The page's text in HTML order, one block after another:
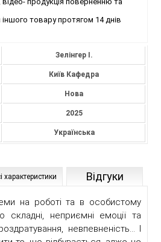
товару протягом 14 днів
Зелінгер І.
Київ Кафедра
Нова
2025
Українська
характеристики Відгуки
на роботі та в особистому
складні, неприємні емоції та
невпевненість… І